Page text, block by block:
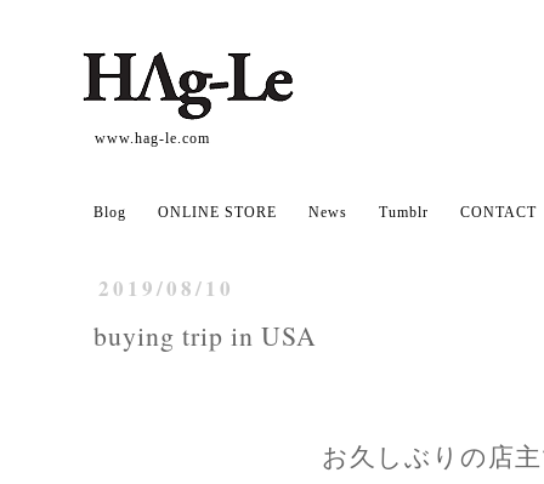
www.hag-le.com
Blog ONLINE STORE News Tumblr CONTACT
2019/08/10
buying trip in USA
お久しぶりの店